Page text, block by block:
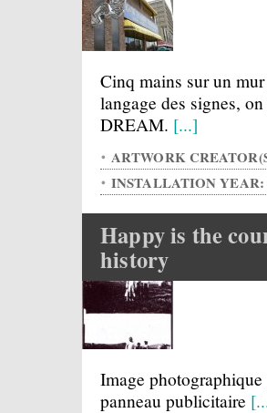
Cinq mains sur un
langage des signes,
DREAM. [...]
ARTWORK
INSTALLATION YEAR:
Happy is the
history
Image
panneau publicitaire